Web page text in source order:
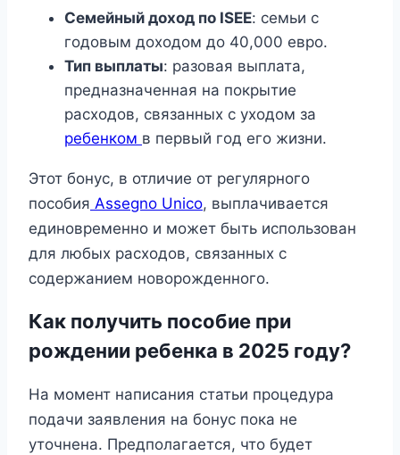
Семейный доход по ISEE: семьи с
годовым доходом до 40,000 евро.
Тип выплаты: разовая выплата,
предназначенная на покрытие
расходов, связанных с уходом за
ребенком в первый год его жизни.
Этот бонус, в отличие от регулярного
пособия Assegno Unico, выплачивается
единовременно и может быть использован
для любых расходов, связанных с
содержанием новорожденного.
Как получить пособие при
рождении ребенка в 2025 году?
На момент написания статьи процедура
подачи заявления на бонус пока не
уточнена. Предполагается, что будет